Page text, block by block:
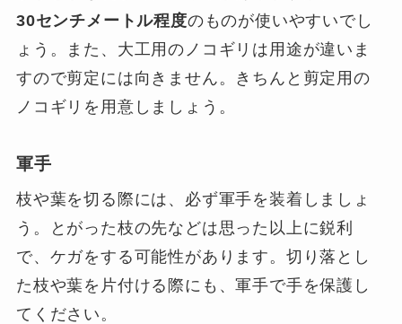
30センチメートル程度のものが使いやすいでし
ょう。また、大工用のノコギリは用途が違いま
すので剪定には向きません。きちんと剪定用の
ノコギリを用意しましょう。
軍手
枝や葉を切る際には、必ず軍手を装着しましょ
う。とがった枝の先などは思った以上に鋭利
で、ケガをする可能性があります。切り落とし
た枝や葉を片付ける際にも、軍手で手を保護し
てください。